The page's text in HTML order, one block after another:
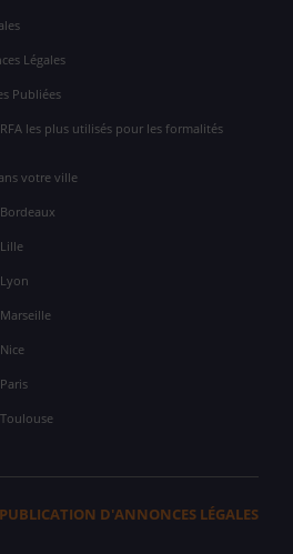
Légales
Publiées
les plus utilisés pour les formalités
votre ville
D'ANNONCES LÉGALES